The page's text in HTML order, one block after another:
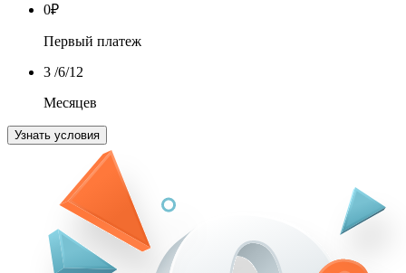
0₽
Первый платеж
3 /6/12
Месяцев
Узнать условия